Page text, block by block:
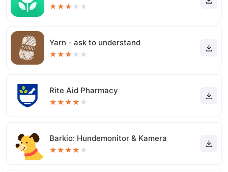
★★★ ★ ★
Yarn - ask to understand
★★★ ★ ★
Rite Aid Pharmacy
★★★★ ★
Barkio: Hundemonitor & Kamera
★★★★ ★